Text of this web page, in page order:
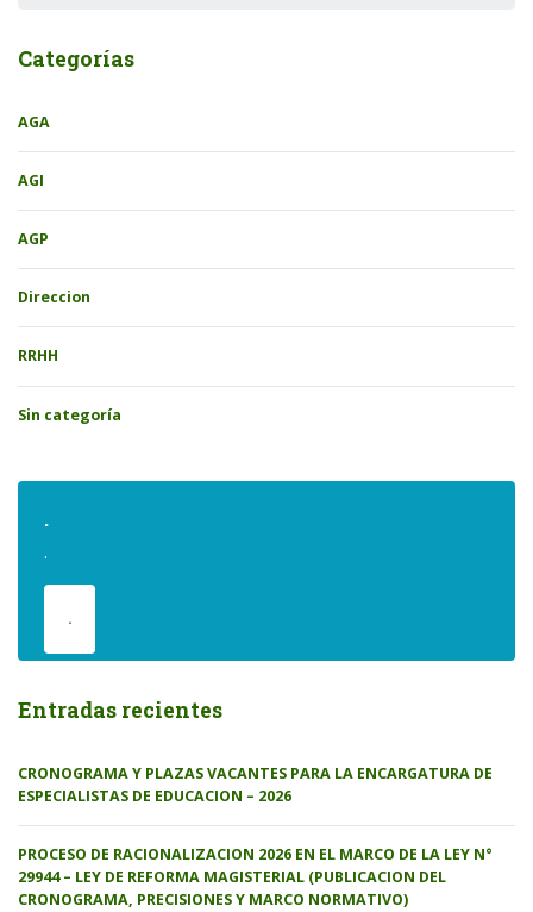
Categorías
AGA
AGI
AGP
Direccion
RRHH
Sin categoría
.
.
.
Entradas recientes
CRONOGRAMA Y PLAZAS VACANTES PARA LA ENCARGATURA DE
ESPECIALISTAS DE EDUCACION – 2026
PROCESO DE RACIONALIZACION 2026 EN EL MARCO DE LA LEY N°
29944 – LEY DE REFORMA MAGISTERIAL (PUBLICACION DEL
CRONOGRAMA, PRECISIONES Y MARCO NORMATIVO)